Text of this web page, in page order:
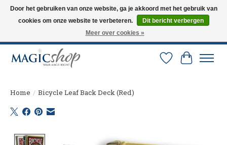
Altijd de nieuwste trucs op voorraad. Snelle verzending via PostNL en DHL.
Langskomen in onze winkel? Bel of mail om een afspraak te maken. 0251-
Verlanglijst
Home / Bicycle Leaf Back Deck (Red)
Product image slideshow Items
Door het gebruiken van onze website, ga je akkoord met het gebruik van
cookies om onze website te verbeteren.
Dit bericht verbergen
Meer over cookies »